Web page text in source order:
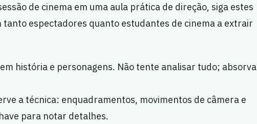
de cinema em uma aula prática de direção, siga estes
tanto espectadores quanto estudantes de cinema a extrair
história e personagens. Não tente analisar tudo; absorva
a técnica: enquadramentos, movimentos de câmera e
para notar detalhes.